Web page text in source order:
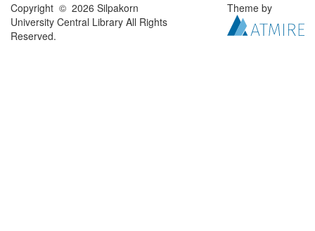
Copyright © 2026 Silpakorn
University Central Library All Rights
Reserved.
Theme by